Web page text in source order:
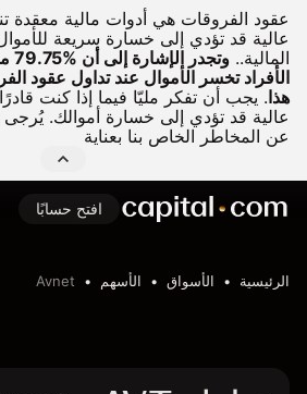
عقود الفروقات هي أدوات مالية
عالية قد تؤدي إلى خسارة سريعة
المالية..
الأفراد تخسر الأموال عند تداول عقود
هذا. يجب أن تفكر مليّا فيما إذا كنت
عالية قد تؤدي إلى خسارة أموالك. يُرجى
عن المخاطر الخاص بنا بعناية
افتح حسابًا
الرئيسية الأسواق الأسهم Avnet